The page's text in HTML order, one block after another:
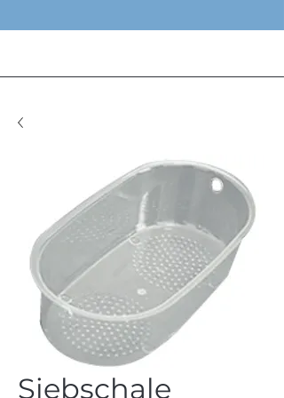
Siebschale